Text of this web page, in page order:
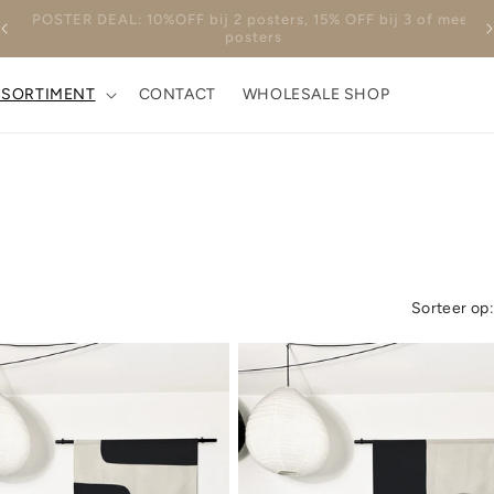
14 DAGEN BEDENKTIJD
CONTACT WHOLESALE SHOP
Sorteer op: